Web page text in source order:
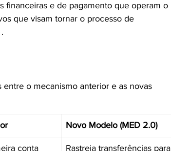
financeiras e de pagamento que operam o
que visam tornar o processo de
o mecanismo anterior e as novas
Novo Modelo (MED 2.0)
conta
Rastreia transferências para